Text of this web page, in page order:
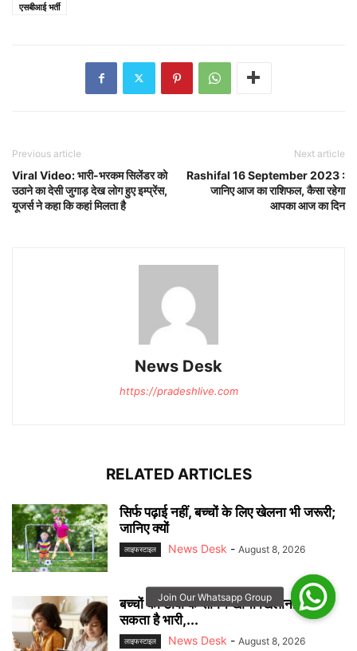
एसबीआई भर्ती
Previous article
Viral Video: भारी-भरकम सिलेंडर को
उठाने का देसी जुगाड़ देख लोग हुए इम्प्रेंस,
यूजर्स ने कहा कि कहां मिलता है
Next article
Rashifal 16 September 2023 :
जानिए आज का राशिफल, कैसा रहेगा
आपका आज का दिन
News Desk
https://pradeshlive.com
RELATED ARTICLES
सिर्फ पढ़ाई नहीं, बच्चों के लिए खेलना भी जरूरी;
जानिए क्यों
लाइफस्टाइल News Desk - August 8, 2026
बच्चों को टीवी के सामने खाना खिलाना पड़
सकता है भारी,...
लाइफस्टाइल News Desk - August 8, 2026